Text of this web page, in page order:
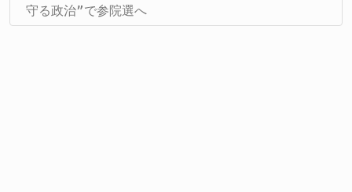
守る政治”で参院選へ